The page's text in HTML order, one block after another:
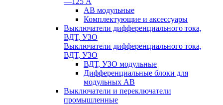
АВ модульные
Комплектующие и аксессуары
Выключатели дифференциального тока,
ВДТ, УЗО
Выключатели дифференциального тока,
ВДТ, УЗО
ВДТ, УЗО модульные
Дифференциальные блоки для
модульных АВ
Выключатели и переключатели
промышленные